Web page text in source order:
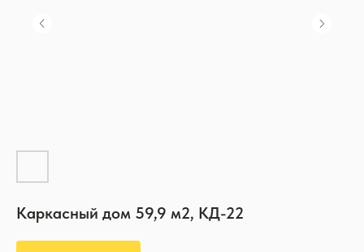
Каркасный дом 59,9 м2, КД-22